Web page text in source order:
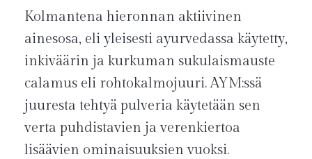
Kolmantena hieronnan aktiivinen
ainesosa, eli yleisesti ayurvedassa käytetty,
inkiväärin ja kurkuman sukulaismauste
calamus eli rohtokalmojuuri. AYM:ssä
juuresta tehtyä pulveria käytetään sen
verta puhdistavien ja verenkiertoa
lisäävien ominaisuuksien vuoksi.